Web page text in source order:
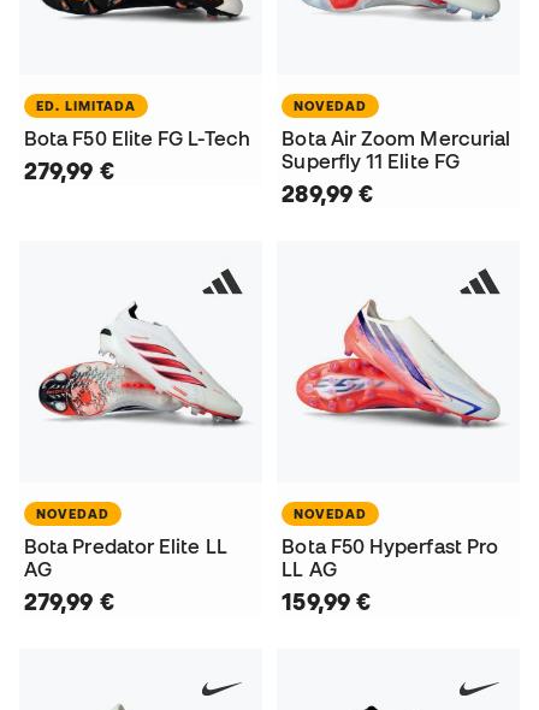
ED. LIMITADA
Bota F50 Elite FG L-Tech
279,99 €
NOVEDAD
Bota Air Zoom Mercurial
Superfly 11 Elite FG
289,99 €
NOVEDAD
Bota Predator Elite LL
AG
279,99 €
NOVEDAD
Bota F50 Hyperfast Pro
LL AG
159,99 €